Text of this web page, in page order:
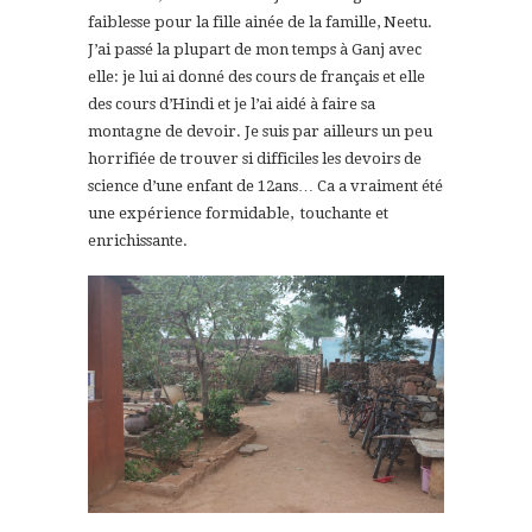
faiblesse pour la fille ainée de la famille, Neetu.
J’ai passé la plupart de mon temps à Ganj avec
elle: je lui ai donné des cours de français et elle
des cours d’Hindi et je l’ai aidé à faire sa
montagne de devoir. Je suis par ailleurs un peu
horrifiée de trouver si difficiles les devoirs de
science d’une enfant de 12ans… Ca a vraiment été
une expérience formidable, touchante et
enrichissante.